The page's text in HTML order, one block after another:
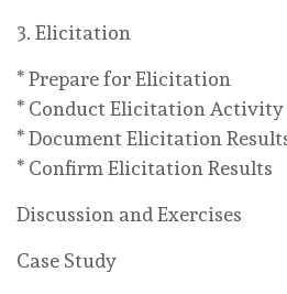
3. Elicitation
* Prepare for Elicitation
* Conduct Elicitation Activity
* Document Elicitation
* Confirm Elicitation Results
Discussion and Exercises
Case Study